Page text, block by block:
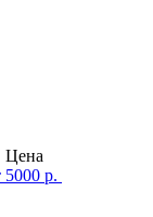
Цена
р.